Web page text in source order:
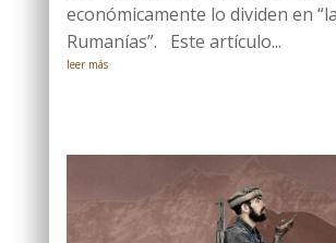
económicamente lo dividen en
Rumanías”. Este artículo...
leer más